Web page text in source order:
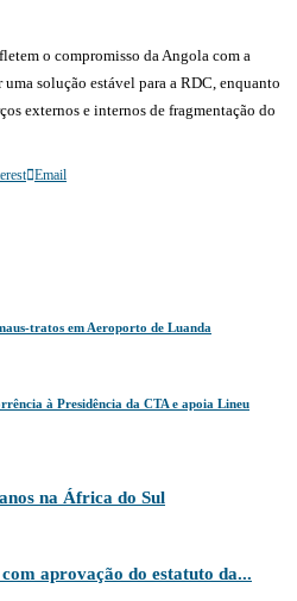
o compromisso da Angola com a
solução estável para a RDC, enquanto
externos e internos de fragmentação do
Email
tratos em Aeroporto de Luanda
à Presidência da CTA e apoia Lineu
na África do Sul
aprovação do estatuto da...